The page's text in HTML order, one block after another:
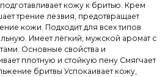
кожу к бритью. Крем
трение лезвия, предотвращает
кожи. Подходит для всех типов
Имеет лёгкий, мужской аромат с
Основные свойства и
плотную и стойкую пену Смягчает
бритвы Успокаивает кожу,